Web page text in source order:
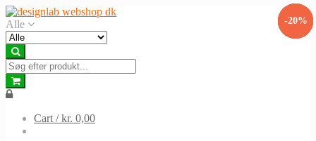
Skip
to
navigation
Skip
to
content
Alle
Cart /kr. 0,00
-9%
-10%
-31%
-30%
-41%
-34%
-13%
-20%